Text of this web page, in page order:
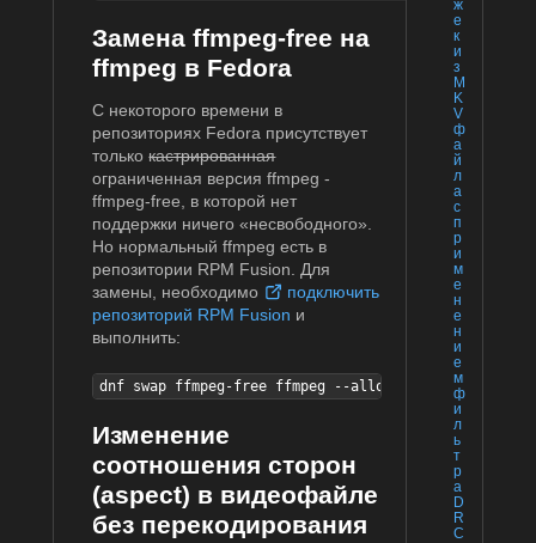
ж
е
к
и
з
M
K
V
ф
а
й
л
а
с
п
р
и
м
е
н
е
н
и
е
м
ф
и
л
ь
т
р
а
D
R
C
Замена ffmpeg-free на
ffmpeg в Fedora
С некоторого времени в
репозиториях Fedora присутствует
толькокастрированная
ограниченная версия ffmpeg -
ffmpeg-free, в которой нет
поддержки ничего «несвободного».
Но нормальный ffmpeg есть в
репозитории RPM Fusion. Для
замены, необходимо
подключить
репозиторий RPM Fusion и
выполнить:
dnf swap ffmpeg-free ffmpeg --allowerasing
Изменение
соотношения сторон
(aspect) в видеофайле
без перекодирования